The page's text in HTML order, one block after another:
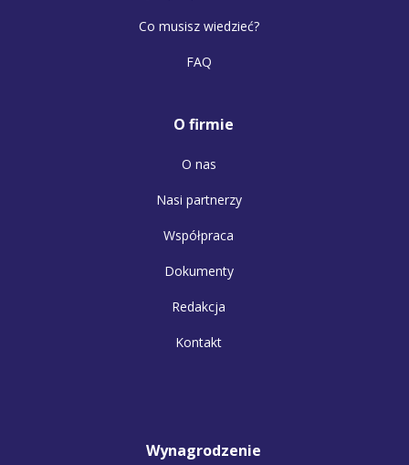
Co musisz wiedzieć?
FAQ
O firmie
O nas
Nasi partnerzy
Współpraca
Dokumenty
Redakcja
Kontakt
Wynagrodzenie